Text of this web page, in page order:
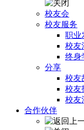
校友会
校友服务
职业
校友
终身
分享
校友
校友
校友
合作伙伴